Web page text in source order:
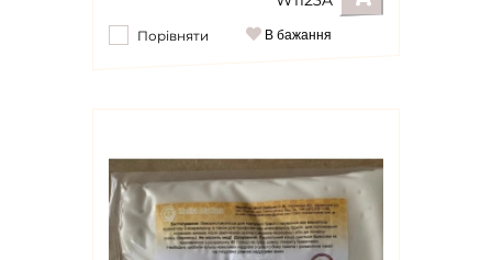
Порівняти В бажання